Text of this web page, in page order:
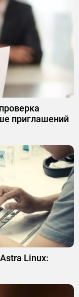
приглашений
Linux: